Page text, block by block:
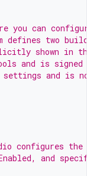
you can
defines two
shown in
and is
and is
configures
and